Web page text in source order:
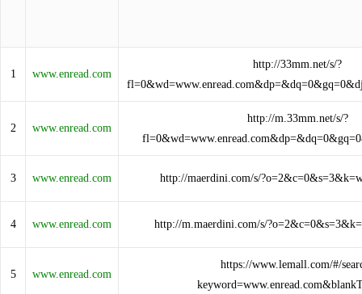
1 www.enread.com
http://33mm.net/s/?
2 www.enread.com
http://m.33mm.net/s/?
3 www.enread.com http://maerdini.com/s/
4 www.enread.com http://m.maerdini.com/s/
5 www.enread.com
https://www.lemall.com/#/